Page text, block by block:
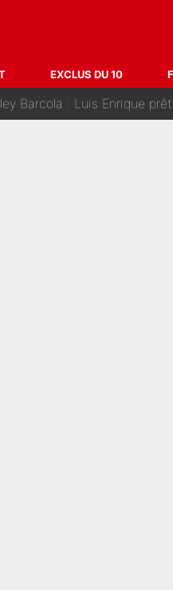
EXCLUS DU 10
Dupont et Iris Mittenaere
Barcola : Luis Enrique
sur beIN SPORTS, c’est terminé